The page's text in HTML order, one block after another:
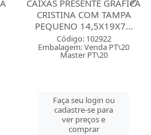
CAIXAS PRESENTE GRAFICA
CRISTINA COM TAMPA
PEQUENO 14,5X19X7...
Código: 102922
Embalagem: Venda PT\20
Master PT\20
Faça seu login ou
cadastre-se para
ver preços e
comprar